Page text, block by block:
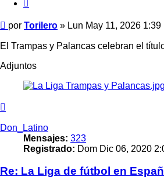
Mensaje
por Torilero » Lun May 11, 2026 1:39
El Trampas y Palancas celebran el
Adjuntos
Don_Latino
Mensajes: 323
Registrado: Dom Dic 06, 2020
Re: La Liga de fútbol en